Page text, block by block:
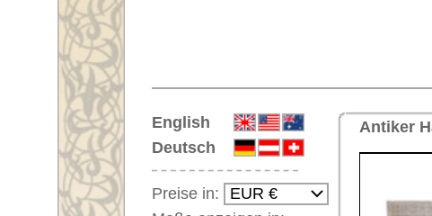
English
Deutsch
Preise in:
Maße anzeigen in:
Einloggen
Noch kein Kunden-
Login?